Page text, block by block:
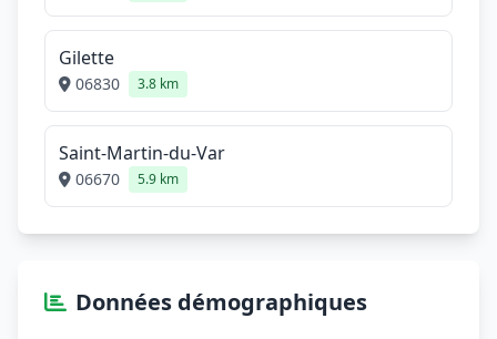
Gilette
06830 3.8 km
Saint-Martin-du-Var
06670 5.9 km
Données démographiques